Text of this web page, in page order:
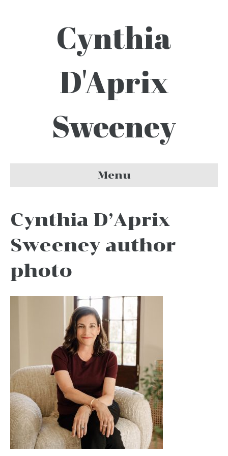
Cynthia
D'Aprix
Sweeney
Menu
Cynthia D’Aprix
Sweeney author
photo